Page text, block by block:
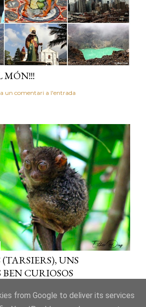
MÓN!!!
un comentari a l'entrada
(TARSIERS), UNS
CURIOSOS
un comentari a l'entrada
from Google to deliver its services